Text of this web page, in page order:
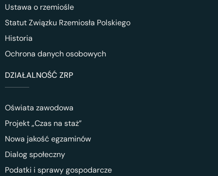
Ustawa o rzemiośle
Statut Związku Rzemiosła Polskiego
Historia
Ochrona danych osobowych
DZIAŁALNOŚĆ ZRP
Oświata zawodowa
Projekt „Czas na staż”
Nowa jakość egzaminów
Dialog społeczny
Podatki i sprawy gospodarcze